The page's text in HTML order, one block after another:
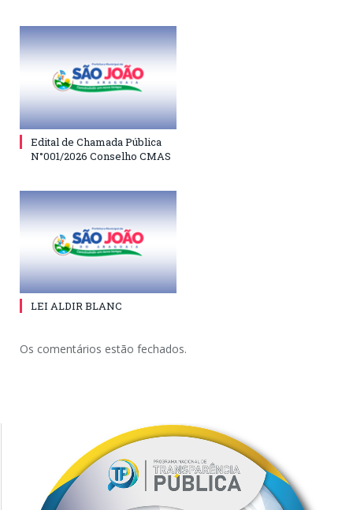
Edital de Chamada Pública
N°001/2026 Conselho CMAS
LEI ALDIR BLANC
Os comentários estão fechados.